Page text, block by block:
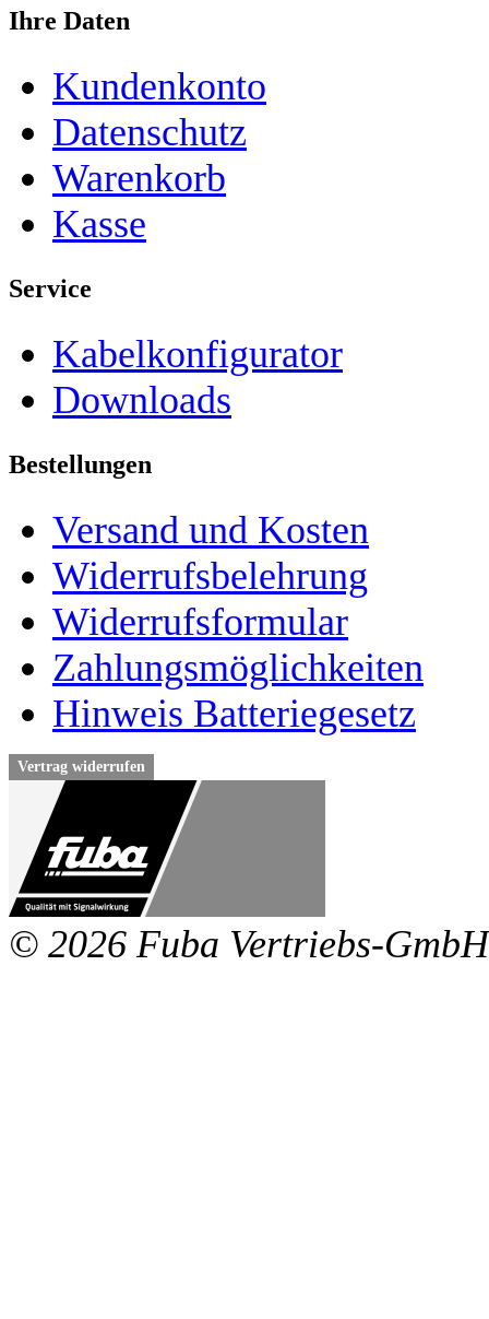
Ihre Daten
Kundenkonto
Datenschutz
Warenkorb
Kasse
Service
Kabelkonfigurator
Downloads
Bestellungen
Versand und Kosten
Widerrufsbelehrung
Widerrufsformular
Zahlungsmöglichkeiten
Hinweis Batteriegesetz
Vertrag widerrufen
© 2026 Fuba Vertriebs-GmbH